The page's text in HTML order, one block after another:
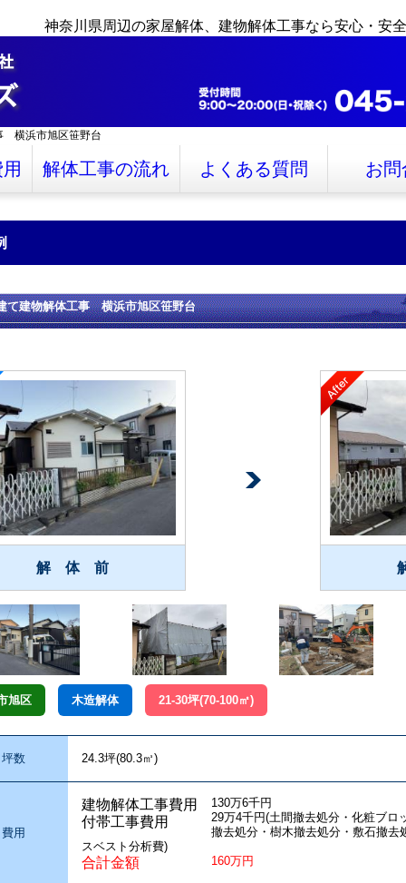
神奈川県周辺の家屋解体、建物解体工事なら安心・安
横浜市旭区笹野台
解体工事の流れ よくある質問 お問
て建物解体工事 横浜市旭区笹野台
解 体 前
旭区 木造解体 21-30坪(70-100㎡)
坪数 24.3坪(80.3㎥)
費用
建物解体工事費用 130万6千円
付帯工事費用
29万4千円(土間撤去処分・化粧ブロ
撤去処分・樹木撤去処分・敷石撤去
スベスト分析費)
合計金額 160万円